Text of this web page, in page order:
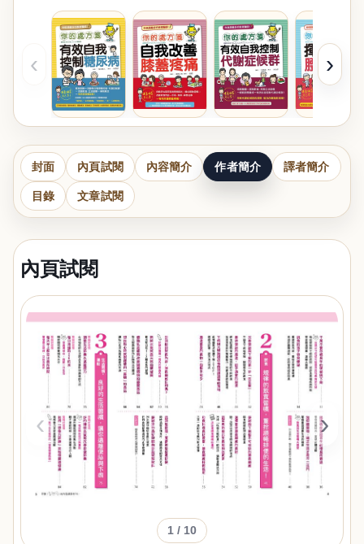
‹ ›
封面 內頁試閱 內容簡介 作者簡介 譯者簡介
目錄 文章試閱
內頁試閱
‹ ›
1 / 10